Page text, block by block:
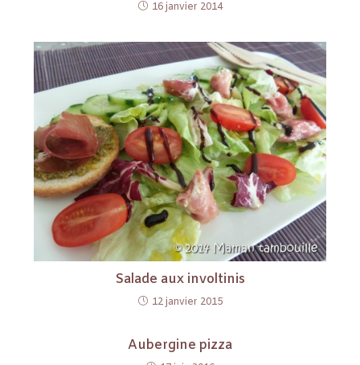
16 janvier 2014
Salade aux involtinis
12 janvier 2015
Aubergine pizza